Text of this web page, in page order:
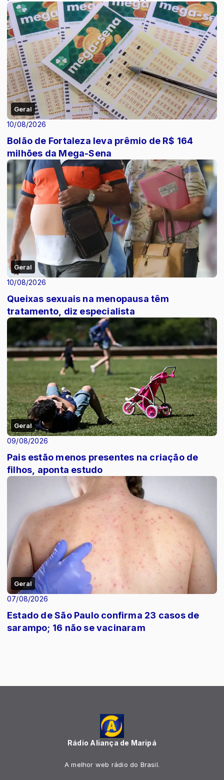
Geral
10/08/2026
Bolão de Fortaleza leva prêmio de R$ 164
milhões da Mega-Sena
Geral
10/08/2026
Queixas sexuais na menopausa têm
tratamento, diz especialista
Geral
09/08/2026
Pais estão menos presentes na criação de
filhos, aponta estudo
Geral
07/08/2026
Estado de São Paulo confirma 23 casos de
sarampo; 16 não se vacinaram
Rádio Aliança de Maripá
A melhor web rádio do Brasil.